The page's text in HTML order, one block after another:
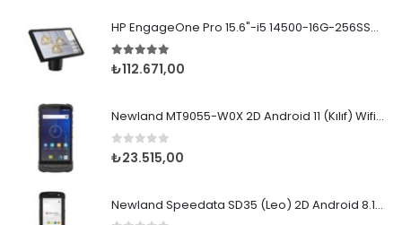
HP EngageOne Pro 15.6"-i5 14500-16G-256SSD-OST W11
5.00 5 üzerinden
₺112.671,00
Newland MT9055-W0X 2D Android 11 (Kılıf) Wifi BT
0 5 üzerinden
₺23.515,00
Newland Speedata SD35 (Leo) 2D Android 8.1 Wifi BT